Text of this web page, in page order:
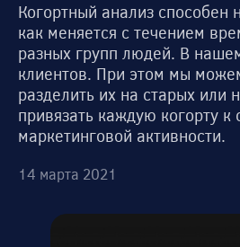
Когортный анализ способен
как меняется с течением
разных групп людей. В
клиентов. При этом мы
разделить их на старых или
привязать каждую когорту к
маркетинговой активности.
14 марта 2021